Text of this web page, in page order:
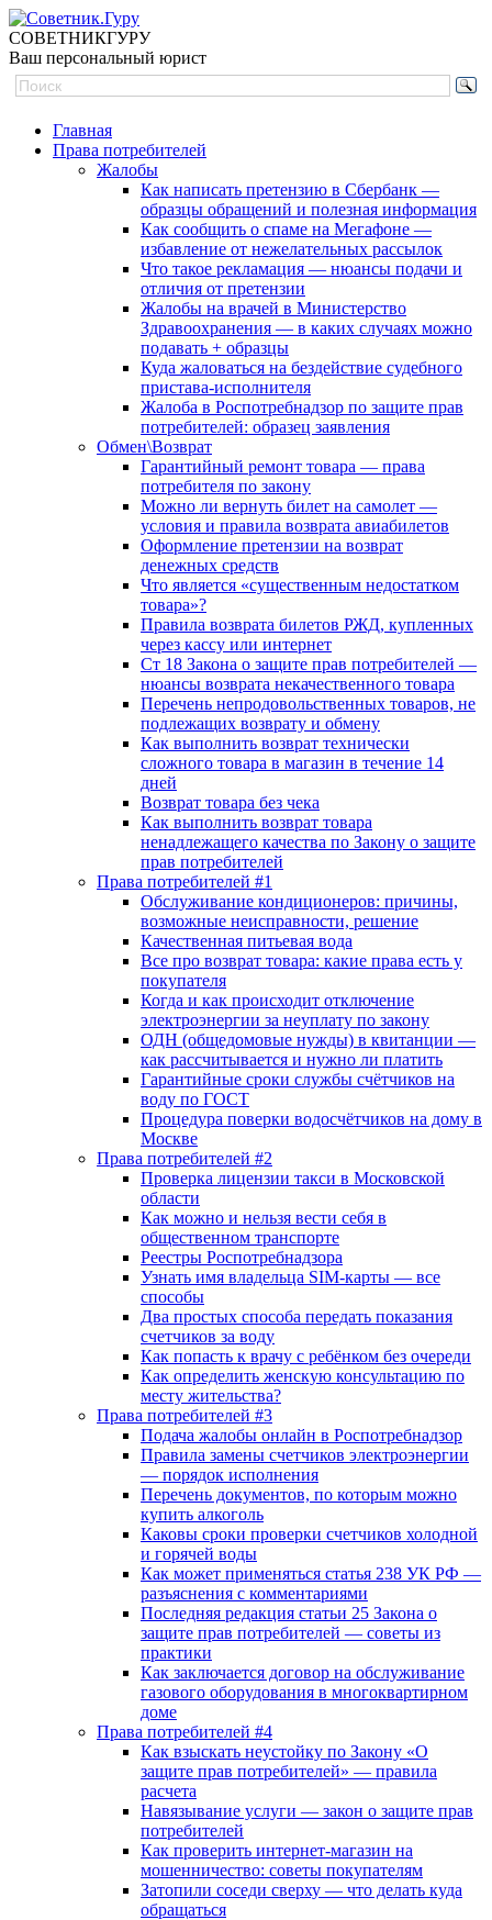
СОВЕТНИКГУРУ
Ваш персональный юрист
Главная
Права потребителей
Жалобы
Как написать претензию в Сбербанк —
образцы обращений и полезная информация
Как сообщить о спаме на Мегафоне —
избавление от нежелательных рассылок
Что такое рекламация — нюансы подачи и
отличия от претензии
Жалобы на врачей в Министерство
Здравоохранения — в каких случаях можно
подавать + образцы
Куда жаловаться на бездействие судебного
пристава-исполнителя
Жалоба в Роспотребнадзор по защите прав
потребителей: образец заявления
Обмен\Возврат
Гарантийный ремонт товара — права
потребителя по закону
Можно ли вернуть билет на самолет —
условия и правила возврата авиабилетов
Оформление претензии на возврат
денежных средств
Что является «существенным недостатком
товара»?
Правила возврата билетов РЖД, купленных
через кассу или интернет
Ст 18 Закона о защите прав потребителей —
нюансы возврата некачественного товара
Перечень непродовольственных товаров, не
подлежащих возврату и обмену
Как выполнить возврат технически
сложного товара в магазин в течение 14
дней
Возврат товара без чека
Как выполнить возврат товара
ненадлежащего качества по Закону о защите
прав потребителей
Права потребителей #1
Обслуживание кондиционеров: причины,
возможные неисправности, решение
Качественная питьевая вода
Все про возврат товара: какие права есть у
покупателя
Когда и как происходит отключение
электроэнергии за неуплату по закону
ОДН (общедомовые нужды) в квитанции —
как рассчитывается и нужно ли платить
Гарантийные сроки службы счётчиков на
воду по ГОСТ
Процедура поверки водосчётчиков на дому в
Москве
Права потребителей #2
Проверка лицензии такси в Московской
области
Как можно и нельзя вести себя в
общественном транспорте
Реестры Роспотребнадзора
Узнать имя владельца SIM-карты — все
способы
Два простых способа передать показания
счетчиков за воду
Как попасть к врачу с ребёнком без очереди
Как определить женскую консультацию по
месту жительства?
Права потребителей #3
Подача жалобы онлайн в Роспотребнадзор
Правила замены счетчиков электроэнергии
— порядок исполнения
Перечень документов, по которым можно
купить алкоголь
Каковы сроки проверки счетчиков холодной
и горячей воды
Как может применяться статья 238 УК РФ —
разъяснения с комментариями
Последняя редакция статьи 25 Закона о
защите прав потребителей — советы из
практики
Как заключается договор на обслуживание
газового оборудования в многоквартирном
доме
Права потребителей #4
Как взыскать неустойку по Закону «О
защите прав потребителей» — правила
расчета
Навязывание услуги — закон о защите прав
потребителей
Как проверить интернет-магазин на
мошенничество: советы покупателям
Затопили соседи сверху — что делать куда
обращаться